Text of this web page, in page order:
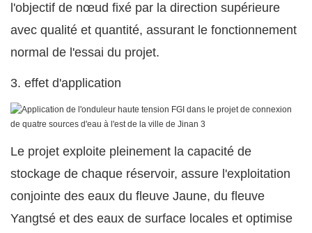
l'objectif de nœud fixé par la direction supérieure
avec qualité et quantité, assurant le fonctionnement
normal de l'essai du projet.
3. effet d'application
Le projet exploite pleinement la capacité de
stockage de chaque réservoir, assure l'exploitation
conjointe des eaux du fleuve Jaune, du fleuve
Yangtsé et des eaux de surface locales et optimise